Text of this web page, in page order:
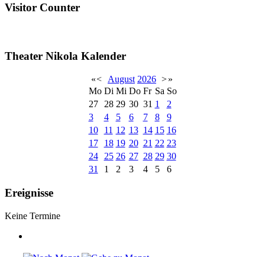
Visitor Counter
Theater Nikola Kalender
«< August 2026 >»
Mo Di Mi Do Fr Sa So
27
28 29 30 31 1
2
3
4 5 6 7 8
9
10
11 12 13 14 15 16
17
18 19 20 21 22 23
24
25 26 27 28 29 30
31
1 2 3 4 5 6
Ereignisse
Keine Termine